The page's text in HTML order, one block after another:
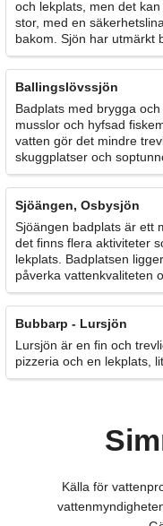
och lekplats, men det
stor, med en
bakom. Sjön har utmärkt
Ballingslövssjön
Badplats med brygga
musslor och hyfsad
vatten gör det mindre
skuggplatser och
Sjöängen, Osbysjön
Sjöängen badplats är ett
det finns flera aktiviteter
lekplats. Badplatsen
påverka vattenkvaliteten
Bubbarp - Lursjön
Lursjön är en fin och
pizzeria och en lekplats,
Källa för